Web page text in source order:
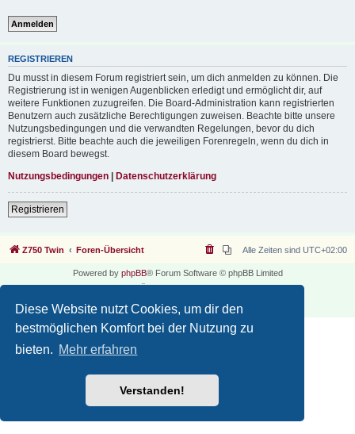
Diese Website nutzt Cookies, um dir den
bestmöglichen Komfort bei der Nutzung zu
bieten. Mehr erfahren
Verstanden!
REGISTRIEREN
Du musst in diesem Forum registriert sein, um dich anmelden zu können. Die
Registrierung ist in wenigen Augenblicken erledigt und ermöglicht dir, auf
weitere Funktionen zuzugreifen. Die Board-Administration kann registrierten
Benutzern auch zusätzliche Berechtigungen zuweisen. Beachte bitte unsere
Nutzungsbedingungen und die verwandten Regelungen, bevor du dich
registrierst. Bitte beachte auch die jeweiligen Forenregeln, wenn du dich in
diesem Board bewegst.
Nutzungsbedingungen | Datenschutzerklärung
Registrieren
Z750 Twin Foren-Übersicht Alle Zeiten sind UTC+02:00
Powered by phpBB® Forum Software © phpBB Limited
Datenschutz |Nutzungsbedingungen